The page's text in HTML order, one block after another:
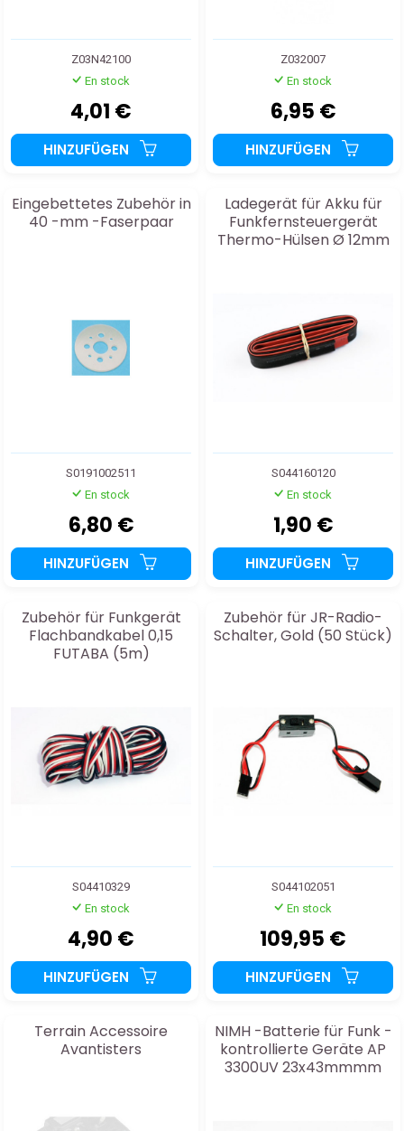
Z03N42100
En stock
4,01 €
HINZUFÜGEN
Z032007
En stock
6,95 €
HINZUFÜGEN
Eingebettetes Zubehör in
40 -mm -Faserpaar
S0191002511
En stock
6,80 €
HINZUFÜGEN
Ladegerät für Akku für
Funkfernsteuergerät
Thermo-Hülsen Ø 12mm
S044160120
En stock
1,90 €
HINZUFÜGEN
Zubehör für Funkgerät
Flachbandkabel 0,15
FUTABA (5m)
S04410329
En stock
4,90 €
HINZUFÜGEN
Zubehör für JR-Radio-
Schalter, Gold (50 Stück)
S044102051
En stock
109,95 €
HINZUFÜGEN
Terrain Accessoire
Avantisters
NIMH -Batterie für Funk -
kontrollierte Geräte AP
3300UV 23x43mmmm